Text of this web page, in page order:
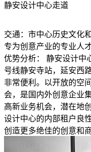
静安设计中心走道
交通：市中心历史文化
专为创意产业的专业人
优势分析： 静安设计中
号线静安寺站，延安西
非常便利。以开放的空
会，是国内外创意企业
高新业务机会，潜在地
设计中心的内部租户良
创造更多绝佳的创意和